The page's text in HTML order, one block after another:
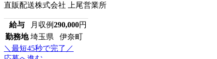
直販配送株式会社 上尾営業所
給与 月収例290,000円
勤務地 埼玉県 伊奈町
＼最短45秒で完了／